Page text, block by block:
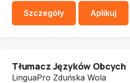
Szczegóły
Aplikuj
Tłumacz Języków Obcych
LinguaPro Zduńska Wola